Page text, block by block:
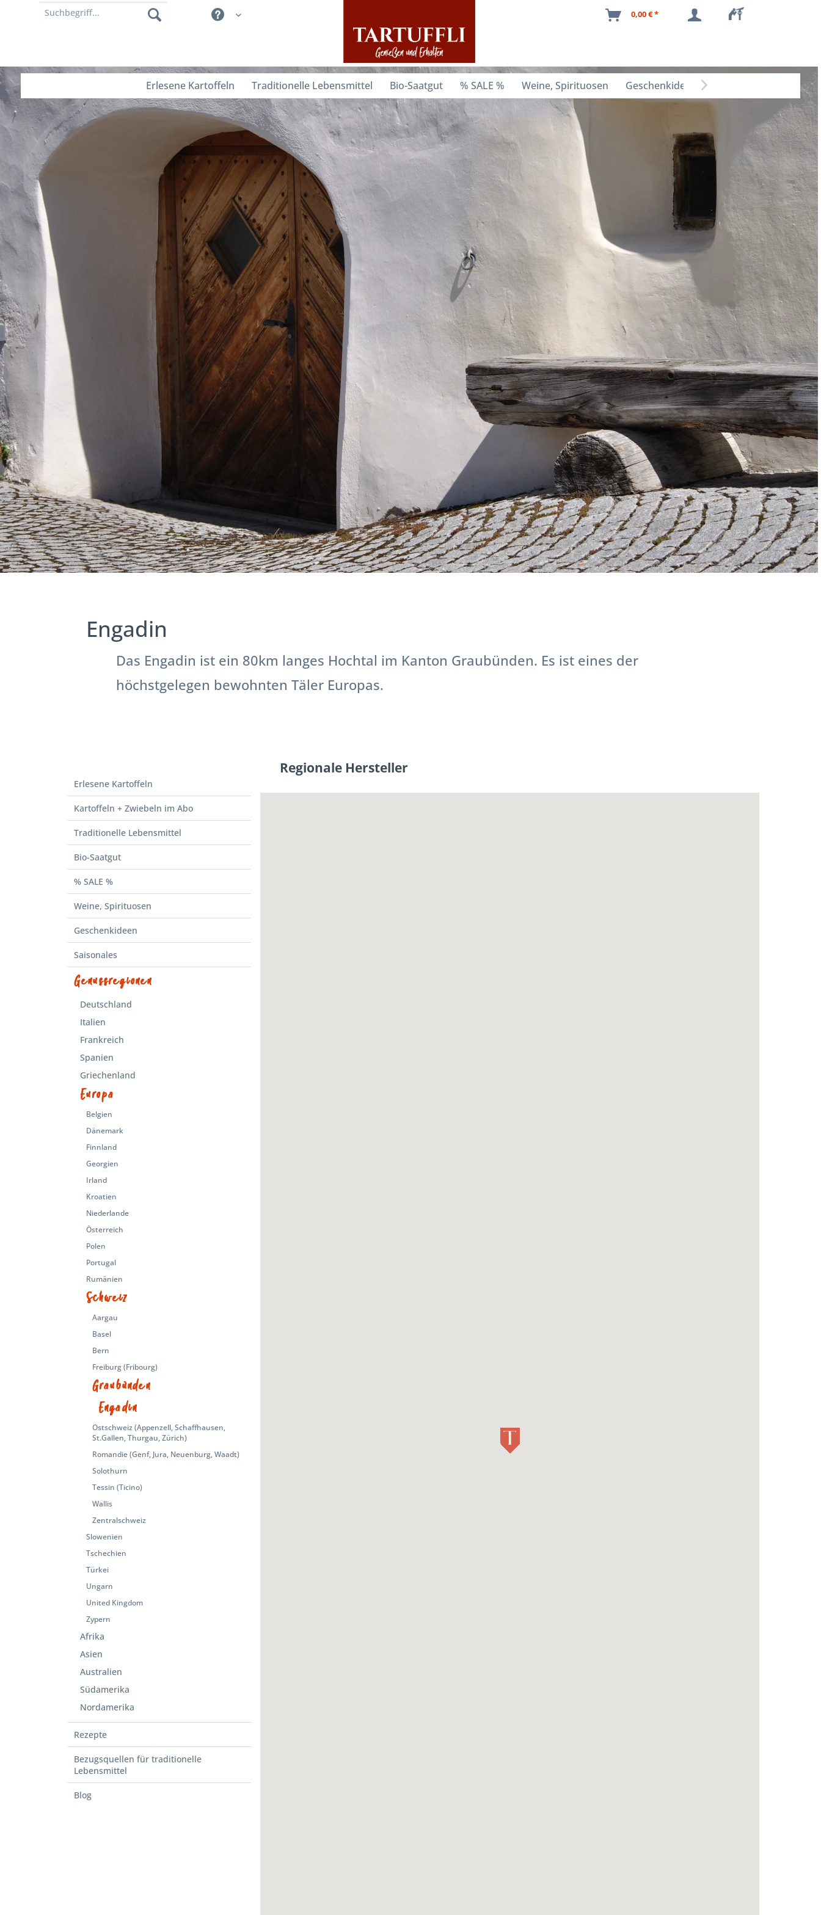
0,00 € *
Erlesene Kartoffeln Traditionelle Lebensmittel Bio-Saatgut % SALE % Weine, Spirituosen Geschenkideen 
Engadin
Das Engadin ist ein 80km langes Hochtal im Kanton Graubünden. Es ist eines der
höchstgelegen bewohnten Täler Europas.
Erlesene Kartoffeln
Kartoffeln + Zwiebeln im Abo
Traditionelle Lebensmittel
Bio-Saatgut
% SALE %
Weine, Spirituosen
Geschenkideen
Saisonales
Genussregionen
Deutschland
Italien
Frankreich
Spanien
Griechenland
Europa
Belgien
Dänemark
Finnland
Georgien
Irland
Kroatien
Niederlande
Österreich
Polen
Portugal
Rumänien
Schweiz
Aargau
Basel
Bern
Freiburg (Fribourg)
Graubünden
Engadin
Ostschweiz (Appenzell, Schaffhausen,
St.Gallen, Thurgau, Zürich)
Romandie (Genf, Jura, Neuenburg, Waadt)
Solothurn
Tessin (Ticino)
Wallis
Zentralschweiz
Slowenien
Tschechien
Türkei
Ungarn
United Kingdom
Zypern
Afrika
Asien
Australien
Südamerika
Nordamerika
Rezepte
Bezugsquellen für traditionelle
Lebensmittel
Blog
Regionale Hersteller